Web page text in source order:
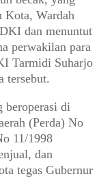
Kota, Wardah
dan menuntut
perwakilan para
Tarmidi Suharjo
tersebut.
beroperasi di
(Perda) No
11/1998
dan
tegas Gubernur